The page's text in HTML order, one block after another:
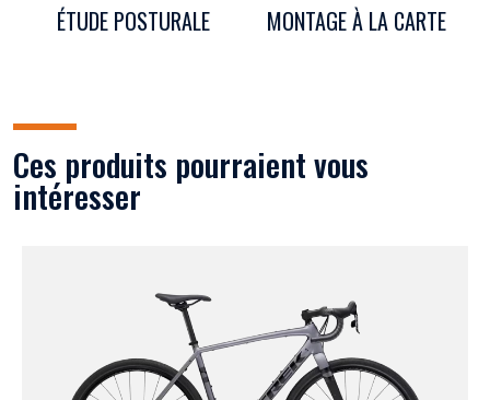
ÉTUDE POSTURALE MONTAGE À LA CARTE
Ces produits pourraient vous
intéresser